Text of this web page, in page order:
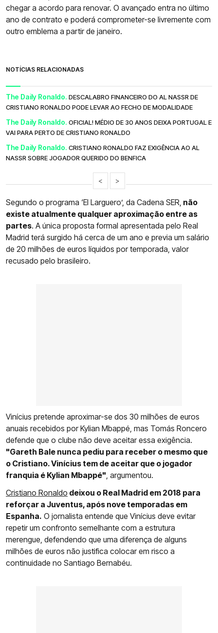
chegar a acordo para renovar. O avançado entra no último
ano de contrato e poderá comprometer-se livremente com
outro emblema a partir de janeiro.
NOTÍCIAS RELACIONADAS
The Daily Ronaldo. DESCALABRO FINANCEIRO DO AL NASSR DE
CRISTIANO RONALDO PODE LEVAR AO FECHO DE MODALIDADE
The Daily Ronaldo. OFICIAL! MÉDIO DE 30 ANOS DEIXA PORTUGAL E
VAI PARA PERTO DE CRISTIANO RONALDO
The Daily Ronaldo. CRISTIANO RONALDO FAZ EXIGÊNCIA AO AL
NASSR SOBRE JOGADOR QUERIDO DO BENFICA
< >
Segundo o programa ‘El Larguero’, da Cadena SER, não
existe atualmente qualquer aproximação entre as
partes. A única proposta formal apresentada pelo Real
Madrid terá surgido há cerca de um ano e previa um salário
de 20 milhões de euros líquidos por temporada, valor
recusado pelo brasileiro.
Vinícius pretende aproximar-se dos 30 milhões de euros
anuais recebidos por Kylian Mbappé, mas Tomás Roncero
defende que o clube não deve aceitar essa exigência.
"Gareth Bale nunca pediu para receber o mesmo que
o Cristiano. Vinícius tem de aceitar que o jogador
franquia é Kylian Mbappé" , argumentou.
Cristiano Ronaldo deixou o Real Madrid em 2018 para
reforçar a Juventus, após nove temporadas em
Espanha. O jornalista entende que Vinícius deve evitar
repetir um confronto semelhante com a estrutura
merengue, defendendo que uma diferença de alguns
milhões de euros não justifica colocar em risco a
continuidade no Santiago Bernabéu.